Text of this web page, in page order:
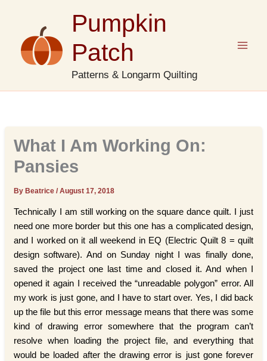
Pumpkin
Patch
Patterns & Longarm Quilting
What I Am Working On:
Pansies
By Beatrice/August 17, 2018
Technically I am still working on the square dance quilt. I just
need one more border but this one has a complicated design,
and I worked on it all weekend in EQ (Electric Quilt 8 = quilt
design software). And on Sunday night I was finally done,
saved the project one last time and closed it. And when I
opened it again I received the “unreadable polygon” error. All
my work is just gone, and I have to start over. Yes, I did back
up the file but this error message means that there was some
kind of drawing error somewhere that the program can’t
resolve when loading the project file, and everything that
would be loaded after the drawing error is just gone forever